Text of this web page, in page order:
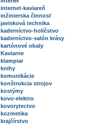
internet-kaviareň
inžinierska činnosť
javisková technika
kaderníctvo-holičstvo
kaderníctvo-salón krásy
kartónové obaly
Kaviarne
klampiar
knihy
komunikácie
konštrukcia strojov
kostýmy
kovo-elektro
kovorytectvo
kozmetika
krajčírstvo